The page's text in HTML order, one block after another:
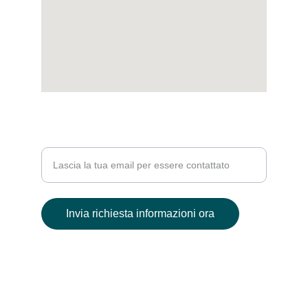
Invia richiesta informazioni ora